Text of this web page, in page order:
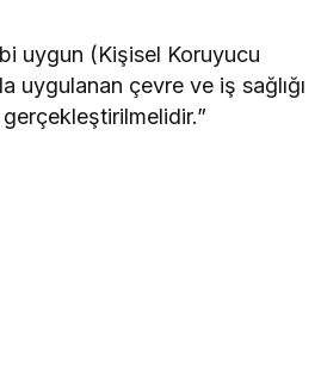
uygun (Kişisel Koruyucu
uygulanan çevre ve iş sağlığı